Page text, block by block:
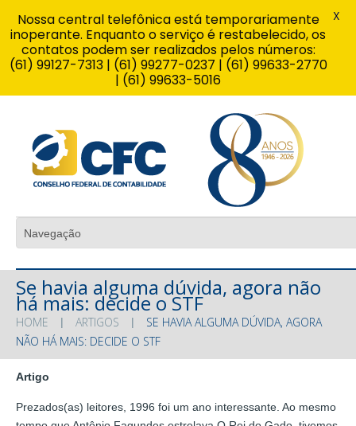
Se havia alguma dúvida, agora não
há mais: decide o STF
HOME ARTIGOS
SE HAVIA ALGUMA DÚVIDA, AGORA
NÃO HÁ MAIS: DECIDE O STF
Artigo
Prezados(as) leitores, 1996 foi um ano interessante. Ao mesmo
Nossa central telefônica está temporariamente
inoperante. Enquanto o serviço é restabelecido, os
contatos podem ser realizados pelos números:
(61) 99127-7313 | (61) 99277-0237 | (61) 99633-2770
| (61) 99633-5016
X